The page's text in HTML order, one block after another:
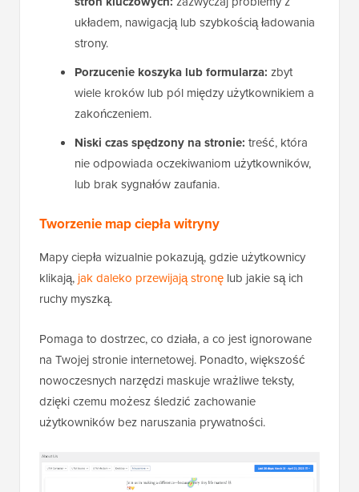
układem, nawigacją lub szybkością ładowania
strony.
Porzucenie koszyka lub formularza: zbyt
wiele kroków lub pól między użytkownikiem a
zakończeniem.
Niski czas spędzony na stronie: treść, która
nie odpowiada oczekiwaniom użytkowników,
lub brak sygnałów zaufania.
Tworzenie map ciepła witryny
Mapy ciepła wizualnie pokazują, gdzie użytkownicy
klikają, jak daleko przewijają stronę lub jakie są ich
ruchy myszką.
Pomaga to dostrzec, co działa, a co jest ignorowane
na Twojej stronie internetowej. Ponadto, większość
nowoczesnych narzędzi maskuje wrażliwe teksty,
dzięki czemu możesz śledzić zachowanie
użytkowników bez naruszania prywatności.